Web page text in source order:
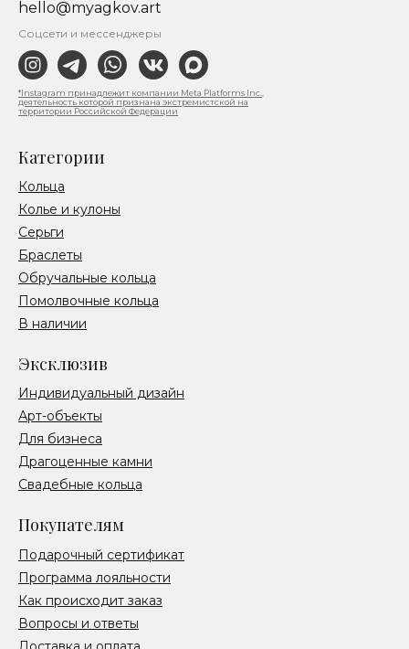
Покупателям
Эксклюзив
Категории
Вопросы и ответы
Как происходит заказ
Подарочный сертификат
Свадебные кольца
Драгоценные камни
Для бизнеса
Арт-объекты
Индивидуальный дизайн
Помолвочные кольца
Обручальные кольца
Браслеты
Серьги
Колье и кулоны
Кольца
Соцсети и мессенджеры
hello@myagkov.art
*Instagram принадлежит компании Meta Platforms Inc.,
деятельность которой признана экстремистской на
территории Российской Федерации
Программа лояльности
В наличии